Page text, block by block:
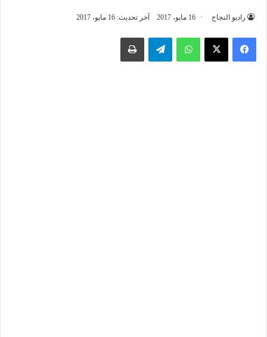
راديو النجاح 16 مايو، 2017 آخر تحديث: 16 مايو، 2017
واتساب تيلقرام طباعة